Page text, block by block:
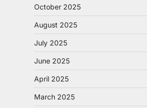
October 2025
August 2025
July 2025
June 2025
April 2025
March 2025